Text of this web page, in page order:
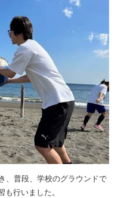
、普段、学校のグラウンドで
行いました。